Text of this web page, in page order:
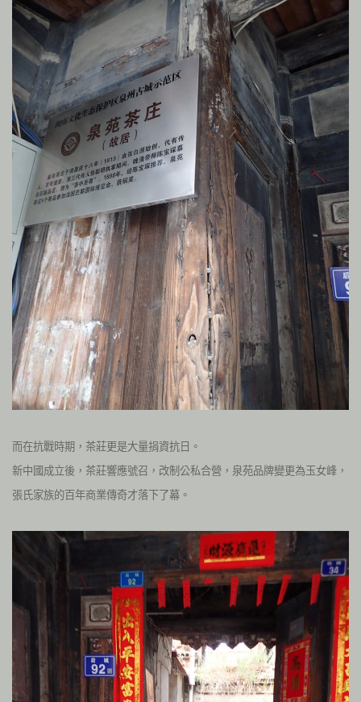
而在抗戰時期，茶莊更是大量捐資抗日。
新中國成立後，茶莊響應號召，改制公私合營，泉苑品牌變更為玉女峰，
張氏家族的百年商業傳奇才落下了幕。